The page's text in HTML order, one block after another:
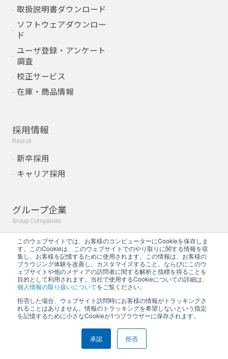
このウェブサイトでは、お客様のコンピューターにCookieを保存しま
す。このCookieは、このウェブサイトでのやり取りに関する情報を収
集し、お客様を記憶するために使用されます。この情報は、お客様の
ブラウジング体験を改善し、カスタマイズすること、ならびにこのウ
ェブサイトや他のメディアの訪問者に関する解析と指標を得ることを
目的として利用されます。当社で使用するCookieについての詳細は、
個人情報の取り扱いについてをご覧ください。
拒否した場合、ウェブサイト訪問時にお客様の情報がトラッキングさ
れることはありません。情報のトラッキングを希望しないという指定
を記憶するために小さなCookieが1つブラウザーに保存されます。
承認 拒否
取扱説明書ダウンロード
ソフトウェアダウンロー
ド
ユーザ登録・アンケート
調査
校正サービス
在庫・商品情報
採用情報
Recruit
新卒採用
キャリア採用
グループ企業
Group Companies
株式会社Ａ＆Ｄホロンホ
ールディングス
株式会社ホロン